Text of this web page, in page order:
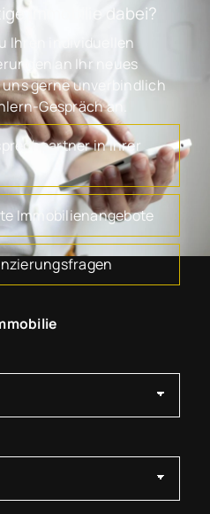
Immobilie dabei?
Ihren individuellen
an Ihr neues
gerne unverbindlich
Gespräch an.
in Ihrer
Immobilienangebote